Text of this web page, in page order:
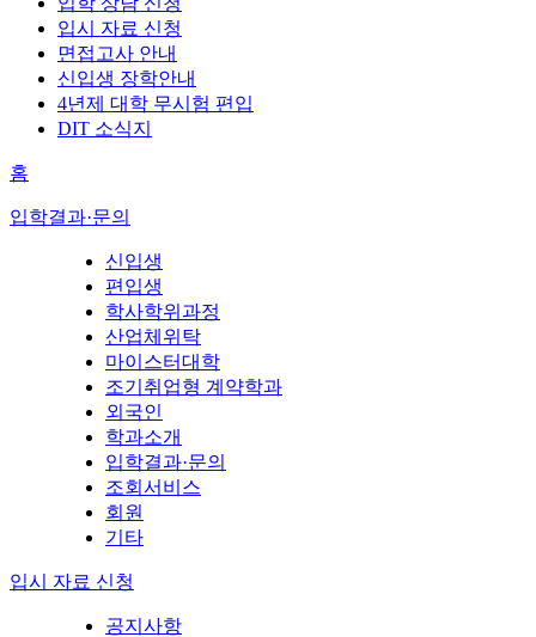
입시 자료 신청
면접고사 안내
신입생 장학안내
4년제 대학 무시험 편입
DIT 소식지
홈
입학결과·문의
신입생
편입생
학사학위과정
산업체위탁
마이스터대학
조기취업형 계약학과
외국인
학과소개
입학결과·문의
조회서비스
회원
기타
입시 자료 신청
공지사항